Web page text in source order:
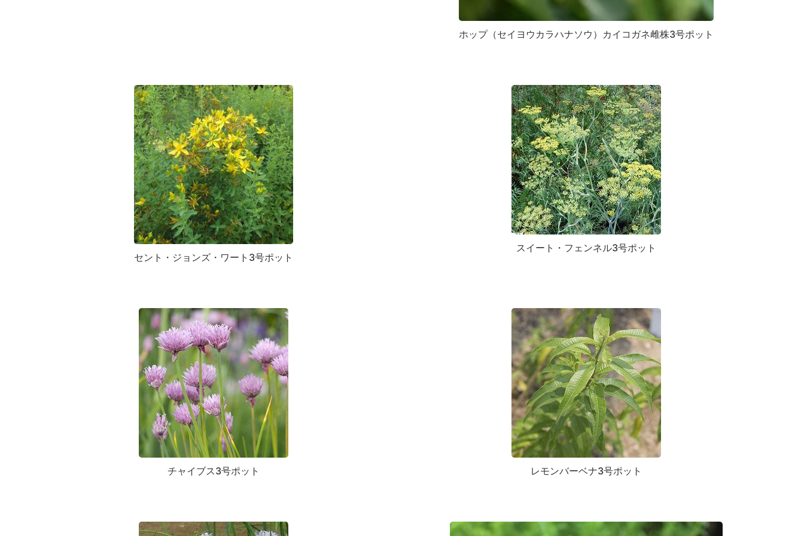
ホップ（セイヨウカラハナソウ）カイコガネ雌株3号ポット
セント・ジョンズ・ワート3号ポット
スイート・フェンネル3号ポット
チャイブス3号ポット レモンバーベナ3号ポット